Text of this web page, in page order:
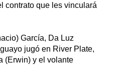
contrato que les vinculará
García, Da Luz
jugó en River Plate,
(Erwin) y el volante